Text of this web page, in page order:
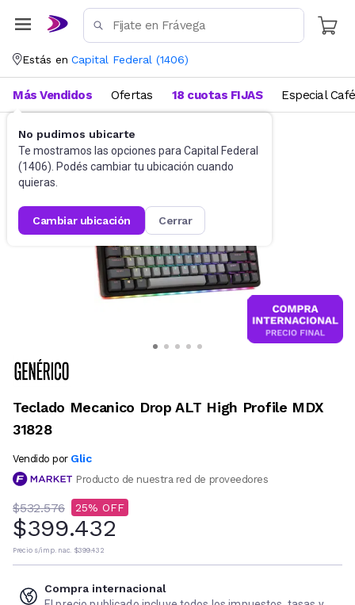
Estás en Capital Federal (1406)
No pudimos ubicarte
Te mostramos las opciones para Capital Federal
(1406). Podés cambiar tu ubicación cuando
quieras.
cambiar ubicación cerrar
Más Vendidos Ofertas 18 cuotas FIJAS Especial Café
Gaming PC Teclados
Teclado Mecanico Drop ALT High Profile MDX
31828
Vendido por Glic
Producto de nuestra red de proveedores
$532.576 25
$399.432
Precio s/imp. nac. $399.432
Compra internacional